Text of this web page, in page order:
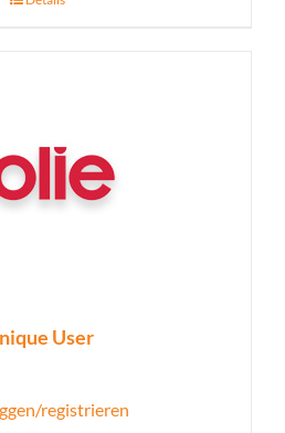
User
registrieren